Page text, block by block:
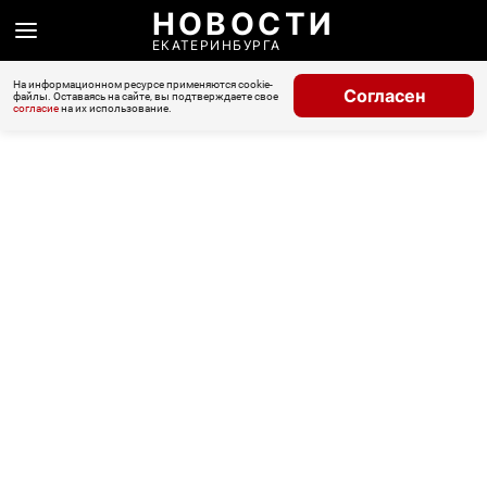
НОВОСТИ
ЕКАТЕРИНБУРГА
На информационном ресурсе применяются cookie-
файлы. Оставаясь на сайте, вы подтверждаете свое
согласиена их использование.
Согласен